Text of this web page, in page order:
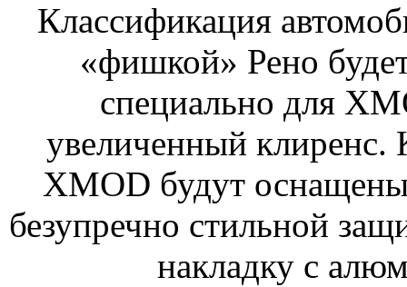
Классификация
«фишкой» Рено
специально для
увеличенный клиренс.
XMOD будут
безупречно стильной
накладку с